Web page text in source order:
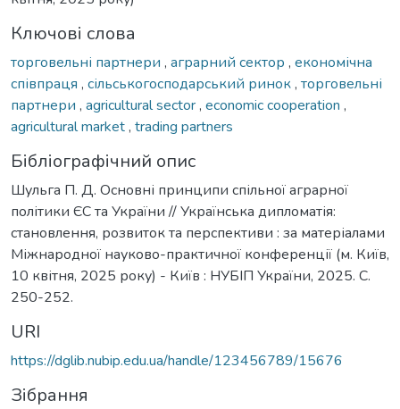
Ключові слова
торговельні партнери , аграрний сектор , економічна
співпраця , сільськогосподарський ринок, торговельні
партнери , agricultural sector, economic cooperation ,
agricultural market, trading partners
Бібліографічний опис
Шульга П. Д. Основні принципи спільної аграрної
політики ЄС та України // Українська дипломатія:
становлення, розвиток та перспективи : за матеріалами
Міжнародної науково-практичної конференції (м. Київ,
10 квітня, 2025 року) - Київ : НУБІП України, 2025. С.
250-252.
URI
https://dglib.nubip.edu.ua/handle/123456789/15676
Зібрання